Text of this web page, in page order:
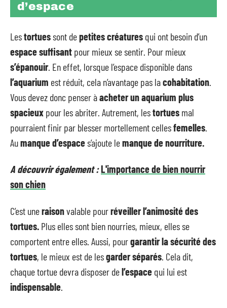
d’espace
Lestortuessont depetites créatures qui ont besoin d’un
espace suffisant pour mieux se sentir. Pour mieux
s’épanouir. En effet, lorsque l’espace disponible dans
l’aquarium est réduit, cela n’avantage pas lacohabitation
Vous devez donc penser àacheter un aquarium plus
spacieux pour les abriter. Autrement, lestortues mal
pourraient finir par blesser mortellement cellesfemelles
Aumanque d’espaces’ajoute lemanque de nourriture.
A découvrir également :L'importance de bien nourrir
son chien
C’est uneraisonvalable pourréveiller l’animosité des
tortues. Plus elles sont bien nourries, mieux, elles se
comportent entre elles. Aussi, pourgarantir la sécurité des
tortues, le mieux est de lesgarder séparés . Cela dit,
chaque tortue devra disposer del’espace qui lui est
indispensable